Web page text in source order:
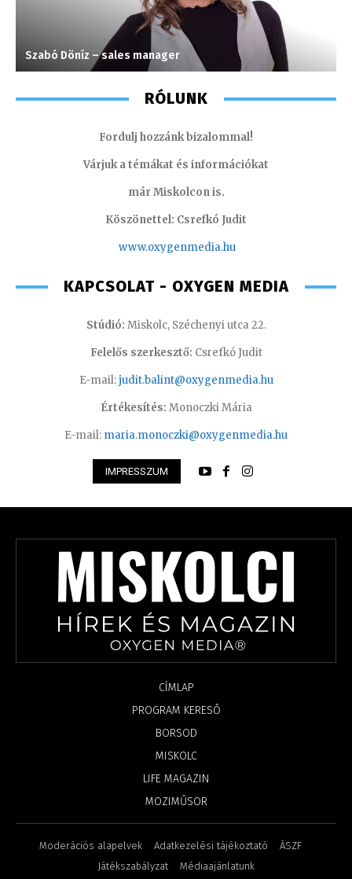
Szabó Döníz – sales manager
RÓLUNK
Fordulj hozzánk bizalommal!
Várjuk a témákat és információkat
már Miskolcon is.
Köszönettel: Csrefkó Judit
www.oxygenmedia.hu
KAPCSOLAT - OXYGEN MEDIA
Stúdió: Miskolc, Széchenyi utca 22.
Felelős szerkesztő: Csrefkó Judit
E-mail:judit.balint@oxygenmedia.hu
Értékesítés: Monoczki Mária
E-mail: maria.monoczki@oxygenmedia.hu
IMPRESSZUM
CÍMLAP
PROGRAM KERESŐ
BORSOD
MISKOLC
LIFE MAGAZIN
MOZIMŰSOR
Moderációs alapelvek Adatkezelési tájékoztató
ÁSZF
Játékszabályzat
Médiaajánlatunk